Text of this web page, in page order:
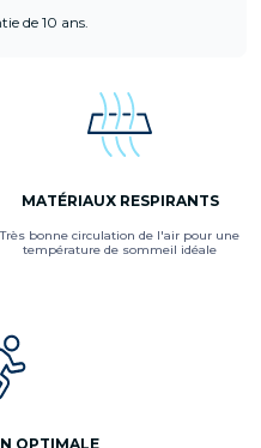
de 10 ans.
MATÉRIAUX RESPIRANTS
Très bonne circulation de l'air pour une
température de sommeil idéale
OPTIMALE